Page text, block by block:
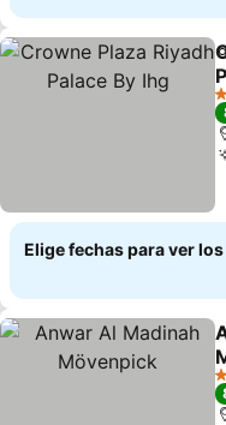
4
Elige fechas para ver